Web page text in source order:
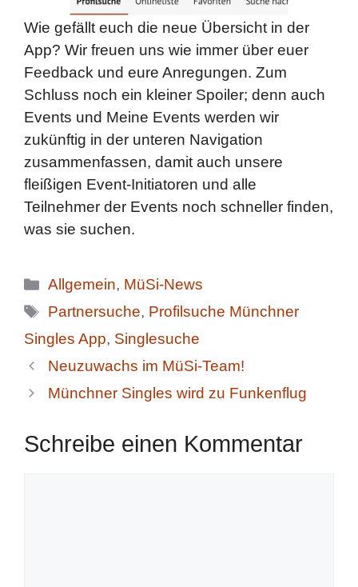
Wie gefällt euch die neue Übersicht in der
App? Wir freuen uns wie immer über euer
Feedback und eure Anregungen. Zum
Schluss noch ein kleiner Spoiler; denn auch
Events und Meine Events werden wir
zukünftig in der unteren Navigation
zusammenfassen, damit auch unsere
fleißigen Event-Initiatoren und alle
Teilnehmer der Events noch schneller finden,
was sie suchen.
Kategorien
Allgemein, MüSi-News
Schlagwörter
Partnersuche, Profilsuche Münchner
Singles App, Singlesuche
Neuzuwachs im MüSi-Team!
Münchner Singles wird zu Funkenflug
Schreibe einen Kommentar